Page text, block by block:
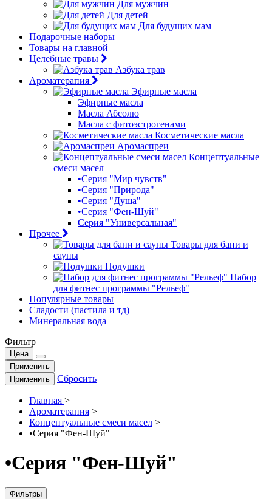
Для мужчин
Для детей
Для будущих мам
Подарочные наборы
Товары на главной
Целебные травы
Азбука трав
Ароматерапия
Эфирные масла
Эфирные масла
Масла Абсолю
Масла с фитоэстрогенами
Косметические масла
Аромаспреи
Концептуальные
смеси масел
•Серия "Мир чувств"
•Серия "Природа"
•Серия "Душа"
•Серия "Фен-Шуй"
Серия "Универсальная"
Прочее
Товары для бани и
сауны
Подушки
Набор
для фитнес программы "Рельеф"
Популярные товары
Сладости (пастила и тд)
Минеральная вода
Фильтр
Цена
Применить
Применить
Сбросить
Главная >
Ароматерапия >
Концептуальные смеси масел >
•Серия "Фен-Шуй"
•Серия "Фен-Шуй"
Фильтры